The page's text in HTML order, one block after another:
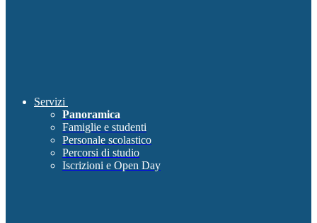
Servizi
Panoramica
Famiglie e studenti
Personale scolastico
Percorsi di studio
Iscrizioni e Open Day